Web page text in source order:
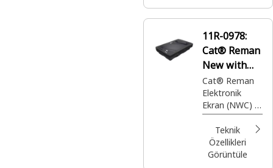
garanti ile
derece uygun
fiyatlı, en iyi
üretime sahip
Cat® parçalar.
11R-0978:
Cat® Reman
New with
Core (NWC)
Elektronik
Ekran
Cat® Reman
Elektronik
Ekran (NWC) (8
inç
Dokunmatik
Ekran)
Teknik
Özellikleri
Görüntüle